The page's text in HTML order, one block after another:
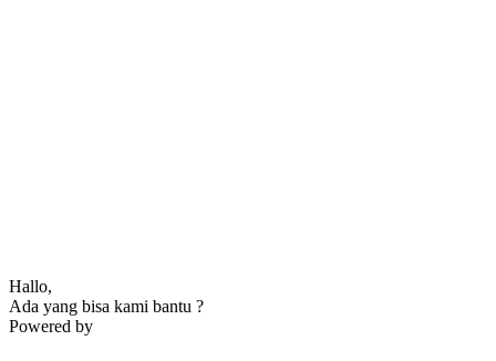
Hallo,
Ada yang bisa kami bantu ?
Powered by